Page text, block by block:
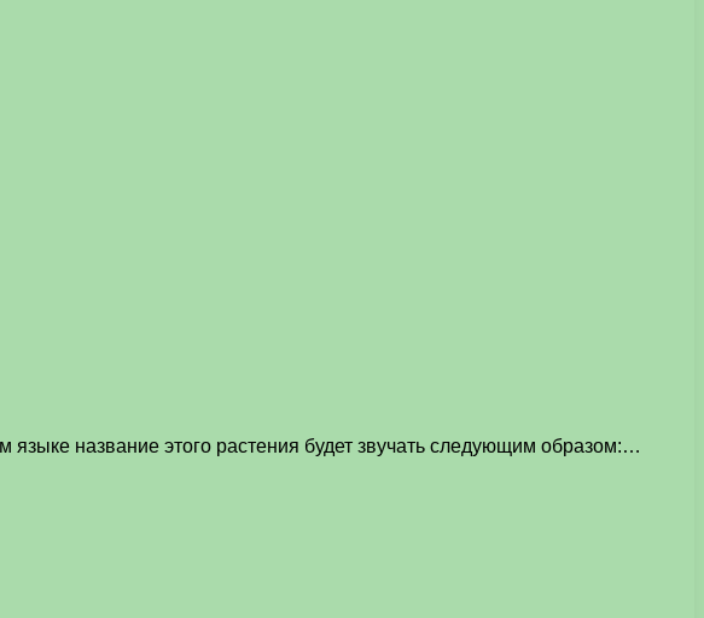
языке название этого растения будет звучать следующим образом:…